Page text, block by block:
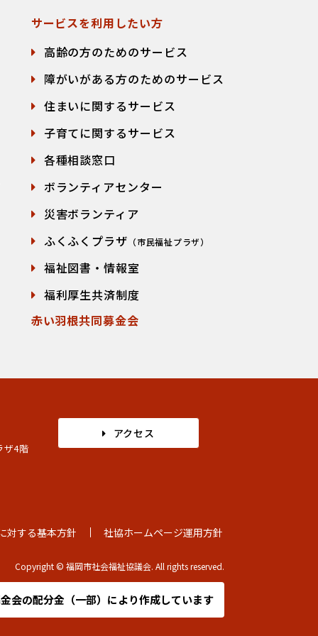
サービスを利用したい方
高齢の方のためのサービス
障がいがある方のためのサービス
住まいに関するサービス
子育てに関するサービス
各種相談窓口
ボランティアセンター
災害ボランティア
ふくふくプラザ （市民福祉プラザ）
福祉図書・情報室
福利厚生共済制度
赤い羽根共同募金会
ザ4階
アクセス
対する基本方針 社協ホームページ運用方針
Copyright © 福岡市社会福祉協議会. All rights reserved.
会の配分金（一部）により作成しています